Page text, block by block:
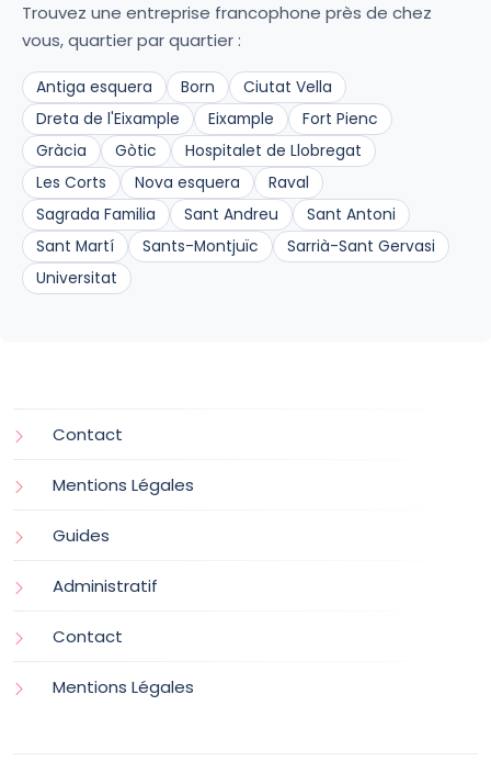
Trouvez une entreprise francophone près de chez
vous, quartier par quartier :
Antiga esquera Born
Ciutat Vella
Dreta de l'Eixample
Eixample
Fort Pienc
Gràcia
Gòtic
Hospitalet de Llobregat
Les Corts
Nova esquera
Raval
Sagrada Familia
Sant Andreu
Sant Antoni
Sant Martí
Sants-Montjuïc
Sarrià-Sant Gervasi
Universitat
Contact
Mentions Légales
Guides
Administratif
Contact
Mentions Légales